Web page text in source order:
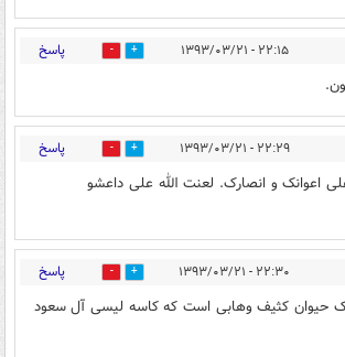
۲۲:۱۵ - ۱۳۹۳/۰۳/۲۱ 0 پاسخ
۲۲:۲۹ - ۱۳۹۳/۰۳/۲۱ 0 پاسخ
اعوانک و انصارک. لعنت الله علی داعشو
۲۲:۳۰ - ۱۳۹۳/۰۳/۲۱ 3 پاسخ
حیوان کثیف وهابی است که کاسه لیسی آل سعود